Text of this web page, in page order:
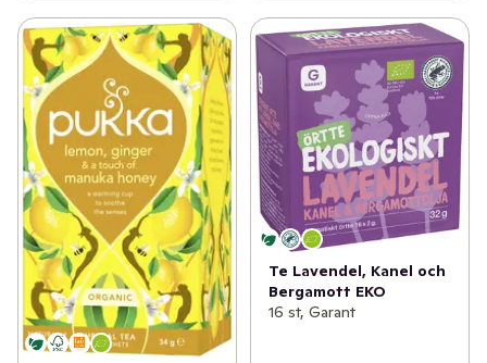
Te Lavendel, Kanel och
Bergamott EKO
16 st, Garant